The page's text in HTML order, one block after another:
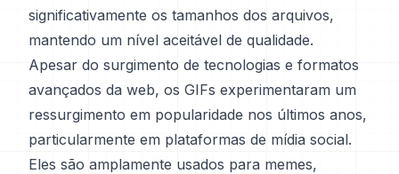
significativamente os tamanhos dos arquivos,
mantendo um nível aceitável de qualidade.
Apesar do surgimento de tecnologias e formatos
avançados da web, os GIFs experimentaram um
ressurgimento em popularidade nos últimos anos,
particularmente em plataformas de mídia social.
Eles são amplamente usados para memes,